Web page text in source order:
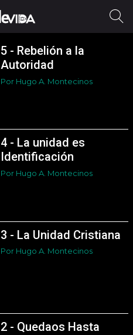
5 - Rebelión a la
Autoridad
Por Hugo A. Montecinos
4 - La unidad es
Identificación
Por Hugo A. Montecinos
3 - La Unidad Cristiana
Por Hugo A. Montecinos
2 - Quedaos Hasta